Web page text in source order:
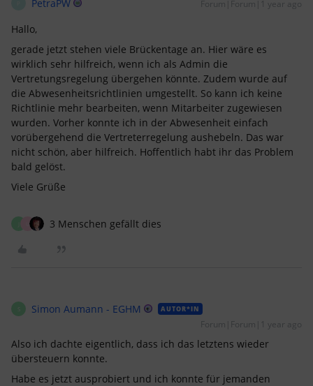
PetraPW Forum|Forum|1 year ago
Hallo,
gerade jetzt stehen viele Brückentage an. Hier wäre es
wirklich sehr hilfreich, wenn ich als Admin die
Vertretungsregelung übergehen könnte. Zudem wurde auf
die Abwesenheitsrichtlinien umgestellt. So kann ich keine
Richtlinie mehr bearbeiten, wenn Mitarbeiter zugewiesen
wurden. Vorher konnte ich in der Abwesenheit einfach
vorübergehend die Vertreterregelung aushebeln. Das war
nicht schön, aber hilfreich. Hoffentlich habt ihr das Problem
bald gelöst.
Viele Grüße
U 3 Menschen gefällt dies
Simon Aumann - EGHM AUTOR*IN
Forum|Forum|1 year ago
Also ich dachte eigentlich, dass ich das letztens wieder
übersteuern konnte.
Habe es jetzt ausprobiert und ich konnte für jemanden